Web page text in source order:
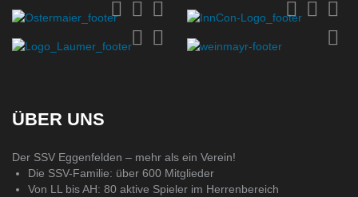
ÜBER UNS
Der SSV Eggenfelden – mehr als ein Verein!
Die SSV-Familie: über 600 Mitglieder
Von LL bis AH: 80 aktive Spieler im Herrenbereich